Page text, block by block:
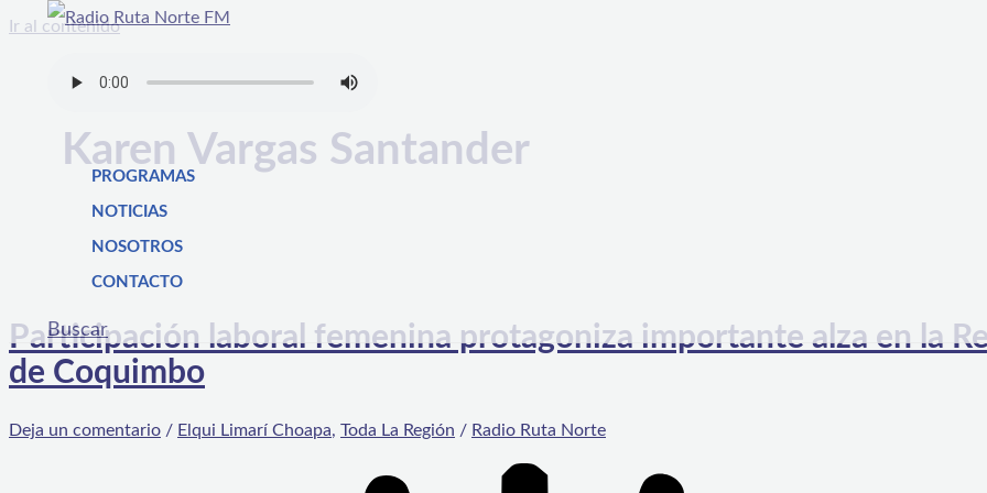
Ir al contenido
PROGRAMAS
NOTICIAS
NOSOTROS
CONTACTO
Buscar
Karen Vargas Santander
Participación laboral femenina protagoniza importante alza en la
de Coquimbo
Deja un comentario / Elqui Limarí Choapa, Toda La Región / Radio Ruta Norte